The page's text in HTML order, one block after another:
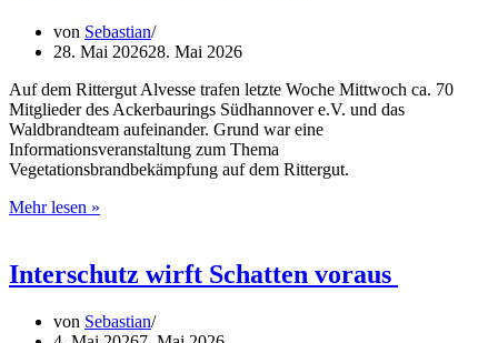
von Sebastian
28. Mai 202628. Mai 2026
Auf dem Rittergut Alvesse trafen letzte Woche Mittwoch ca. 70
Mitglieder des Ackerbaurings Südhannover e.V. und das
Waldbrandteam aufeinander. Grund war eine
Informationsveranstaltung zum Thema
Vegetationsbrandbekämpfung auf dem Rittergut.
Mehr lesen »
Südhannover
e.V.
Gast.
Interschutz wirft Schatten voraus
von Sebastian